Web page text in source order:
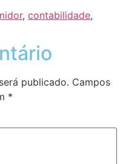
, contabilidade,
publicado. Campos
*